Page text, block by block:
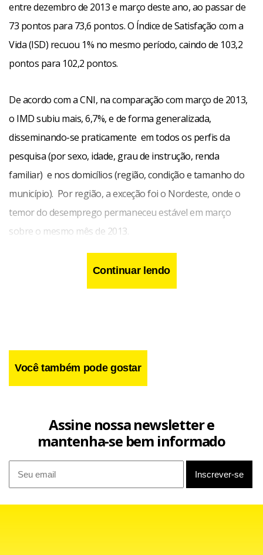
entre dezembro de 2013 e março deste ano, ao passar de
73 pontos para 73,6 pontos. O Índice de Satisfação com a
Vida (ISD) recuou 1% no mesmo período, caindo de 103,2
pontos para 102,2 pontos.
De acordo com a CNI, na comparação com março de 2013,
o IMD subiu mais, 6,7%, e de forma generalizada,
disseminando-se praticamente em todos os perfis da
pesquisa (por sexo, idade, grau de instrução, renda
familiar) e nos domicílios (região, condição e tamanho do
município). Por região, a exceção foi o Nordeste, onde o
temor do desemprego permaneceu estável em março
sobre o mesmo mês de 2013.
Ainda segundo a CNI, o aumento do medo do desemprego
Continuar lendo
Você também pode gostar
Assine nossa newsletter e
mantenha-se bem informado